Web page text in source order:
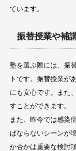
ています。
振替授業や補
塾を選ぶ際には、振
トです。振替授業が
にも安心です。また
すことができます。
また、昨今では感染
ばならないシーンが
か否かは重要な検討